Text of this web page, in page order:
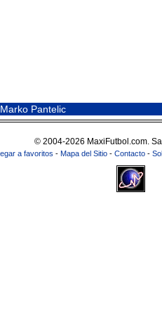
Pantelic
© 2004-2026 MaxiFutbol.com.
a favoritos - Mapa del Sitio - Contacto -